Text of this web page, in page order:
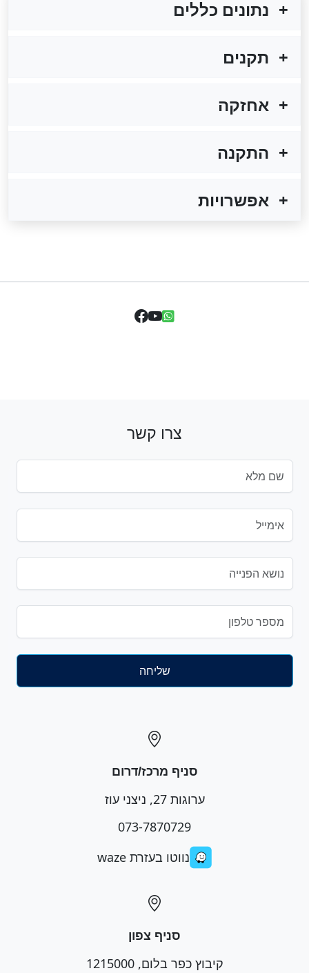
נתונים כללים
תקנים
אחזקה
התקנה
אפשרויות
סניף מרכז/דרום
ערוגות 27, ניצני עוז
073-7870729
נווטו בעזרת waze
סניף צפון
קיבוץ כפר בלום, 1215000
צרו קשר